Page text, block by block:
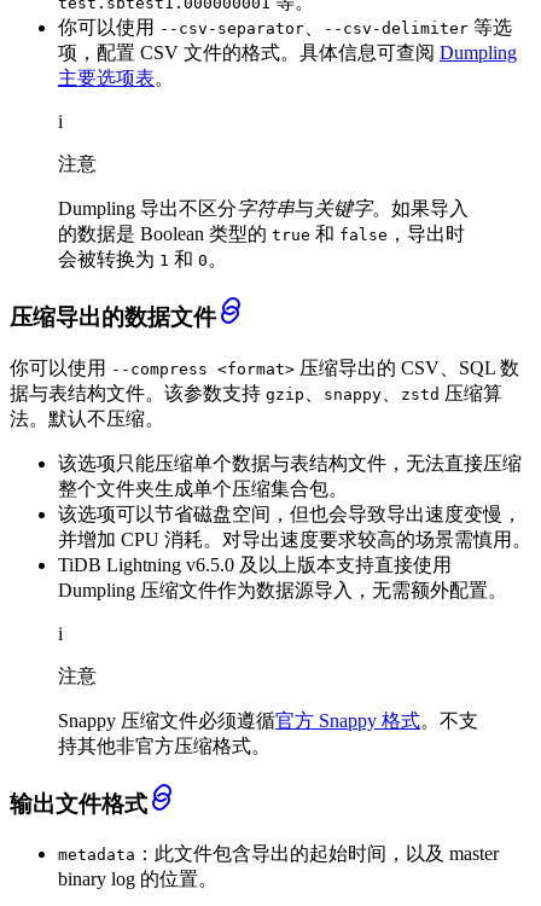
你可以使用 --csv-separator --csv-delimiter 等选
项，配置 CSV 文件的格式。具体信息可查阅 Dumpling
主要选项表。
i
注意
Dumpling 导出不区分字符串与关键字。如果导入
的数据是 Boolean 类型的 true 和 false ，导出时
会被转换为 1 和 0 。
压缩导出的数据文件
你可以使用 --compress <format> 压缩导出的 CSV、SQL 数
据与表结构文件。该参数支持 gzip snappy zstd 压缩算
法。默认不压缩。
该选项只能压缩单个数据与表结构文件，无法直接压缩
整个文件夹生成单个压缩集合包。
该选项可以节省磁盘空间，但也会导致导出速度变慢，
并增加 CPU 消耗。对导出速度要求较高的场景需慎用。
TiDB Lightning v6.5.0 及以上版本支持直接使用
Dumpling 压缩文件作为数据源导入，无需额外配置。
i
注意
Snappy 压缩文件必须遵循官方 Snappy 格式。不支
持其他非官方压缩格式。
输出文件格式
metadata ：此文件包含导出的起始时间，以及 master
binary log 的位置。